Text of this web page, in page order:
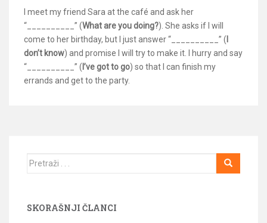
I meet my friend Sara at the café and ask her
“__________” (What are you doing?). She asks if I will
come to her birthday, but I just answer “__________” (
don’t know) and promise I will try to make it. I hurry and say
“__________” ( I’ve got to go) so that I can finish my
errands and get to the party.
Traži
SKORAŠNJI ČLANCI